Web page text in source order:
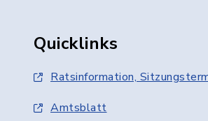
Quicklinks
Ratsinformation,
Amtsblatt